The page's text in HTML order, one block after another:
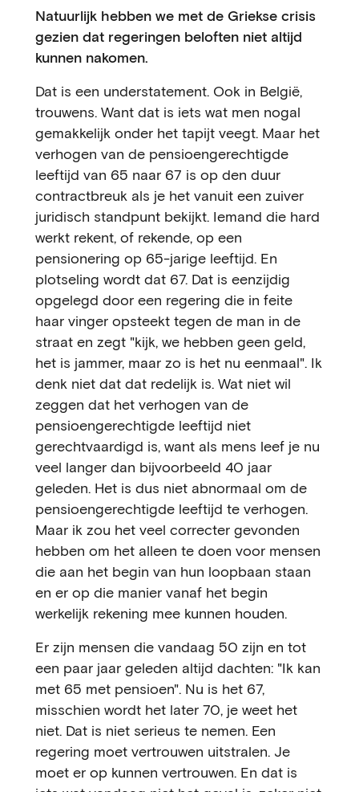
Natuurlijk hebben we met de Griekse crisis
gezien dat regeringen beloften niet altijd
kunnen nakomen.
Dat is een understatement. Ook in België,
trouwens. Want dat is iets wat men nogal
gemakkelijk onder het tapijt veegt. Maar het
verhogen van de pensioengerechtigde
leeftijd van 65 naar 67 is op den duur
contractbreuk als je het vanuit een zuiver
juridisch standpunt bekijkt. Iemand die hard
werkt rekent, of rekende, op een
pensionering op 65-jarige leeftijd. En
plotseling wordt dat 67. Dat is eenzijdig
opgelegd door een regering die in feite
haar vinger opsteekt tegen de man in de
straat en zegt "kijk, we hebben geen geld,
het is jammer, maar zo is het nu eenmaal". Ik
denk niet dat dat redelijk is. Wat niet wil
zeggen dat het verhogen van de
pensioengerechtigde leeftijd niet
gerechtvaardigd is, want als mens leef je nu
veel langer dan bijvoorbeeld 40 jaar
geleden. Het is dus niet abnormaal om de
pensioengerechtigde leeftijd te verhogen.
Maar ik zou het veel correcter gevonden
hebben om het alleen te doen voor mensen
die aan het begin van hun loopbaan staan
en er op die manier vanaf het begin
werkelijk rekening mee kunnen houden.
Er zijn mensen die vandaag 50 zijn en tot
een paar jaar geleden altijd dachten: "Ik kan
met 65 met pensioen". Nu is het 67,
misschien wordt het later 70, je weet het
niet. Dat is niet serieus te nemen. Een
regering moet vertrouwen uitstralen. Je
moet er op kunnen vertrouwen. En dat is